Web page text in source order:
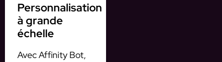
Personnalisation
à grande
échelle
Avec Affinity Bot,